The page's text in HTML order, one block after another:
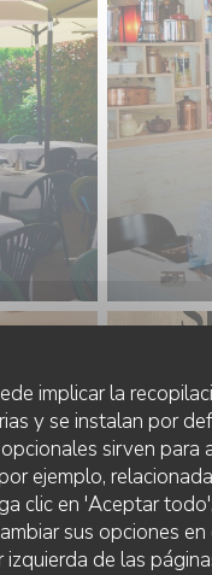
implicar la
y se instalan por
sirven para
ejemplo,
clic en 'Aceptar
sus opciones en
de las